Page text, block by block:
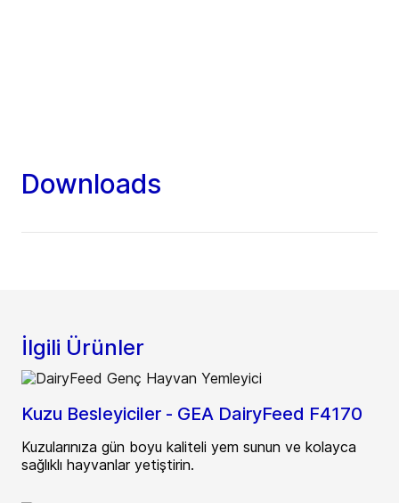
Downloads
İlgili Ürünler
Kuzu Besleyiciler - GEA DairyFeed F4170
Kuzularınıza gün boyu kaliteli yem sunun ve kolayca
sağlıklı hayvanlar yetiştirin.